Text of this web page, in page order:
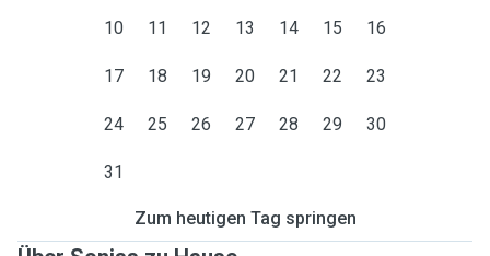
10 11 12 13 14 15 16
17 18 19 20 21 22 23
24 25 26 27 28 29 30
31
Zum heutigen Tag springen